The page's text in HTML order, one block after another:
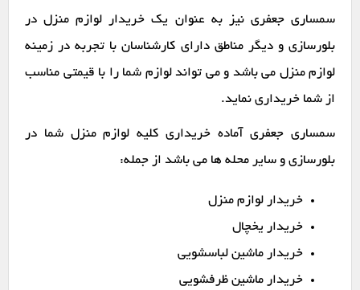
سمساری جعفری نیز به عنوان یک خریدار لوازم منزل در
بلورسازی و دیگر مناطق دارای کارشناسان با تجربه در زمینه
لوازم منزل می باشد و می تواند لوازم شما را با قیمتی مناسب
از شما خریداری نماید.
سمساری جعفری آماده خریداری کلیه لوازم منزل شما در
بلورسازی و سایر محله ها می باشد از جمله:
خریدار لوازم منزل
خریدار یخچال
خریدار ماشین لباسشویی
خریدار ماشین ظرفشویی